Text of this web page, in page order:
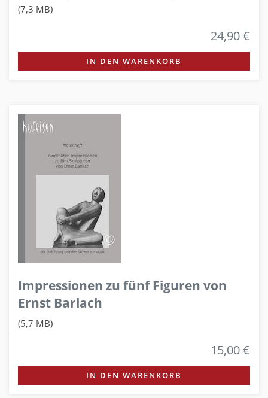
(7,3 MB)
24,90 €
IN DEN WARENKORB
Impressionen zu fünf Figuren von
Ernst Barlach
(5,7 MB)
15,00 €
IN DEN WARENKORB